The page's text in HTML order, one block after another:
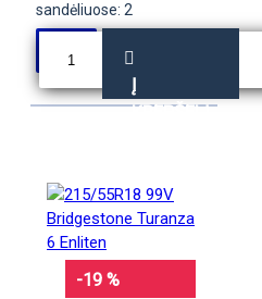
sandėliuose: 2
Į
KREPŠELĮ
-19 %